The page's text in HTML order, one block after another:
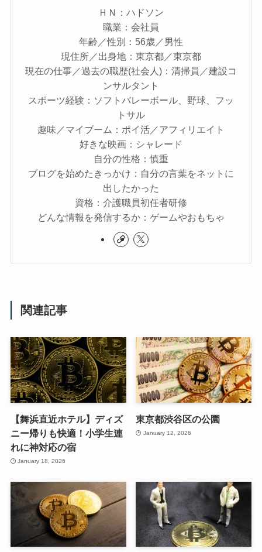
ＨＮ：ハドソン
職業：会社員
年齢／性別：56歳／男性
現住所／出身地：東京都／東京都
現在の仕事／過去の職歴(社会人)：清掃員／建設コ
ンサルタント
スポーツ経験：ソフトバレーボール、野球、フッ
トサル
趣味／マイブーム：ポイ活／アフィリエイト
好きな映画：シャレード
自分の性格：慎重
ブログを始めたきっかけ：自分の言葉をネットに
出したかった
資格：介護職員初任者研修
どんな情報を発信するか：ゲームやおもちゃ
関連記事
【舞浜直近ホテル】ディズ
ニー帰りも快適！小学生連
れに神対応の宿
January 18, 2026
東京都渋谷区の公園
January 12, 2026